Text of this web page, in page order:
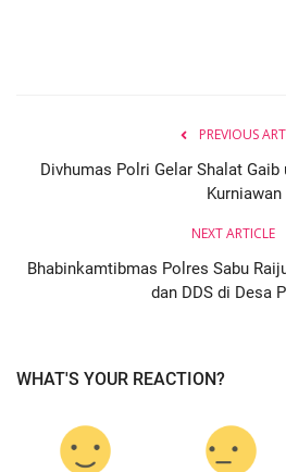
PREVIOUS
Divhumas Polri Gelar Shalat
Kurniawan
NEXT ARTICLE
Bhabinkamtibmas Polres Sabu
dan DDS di Desa
WHAT'S YOUR REACTION?